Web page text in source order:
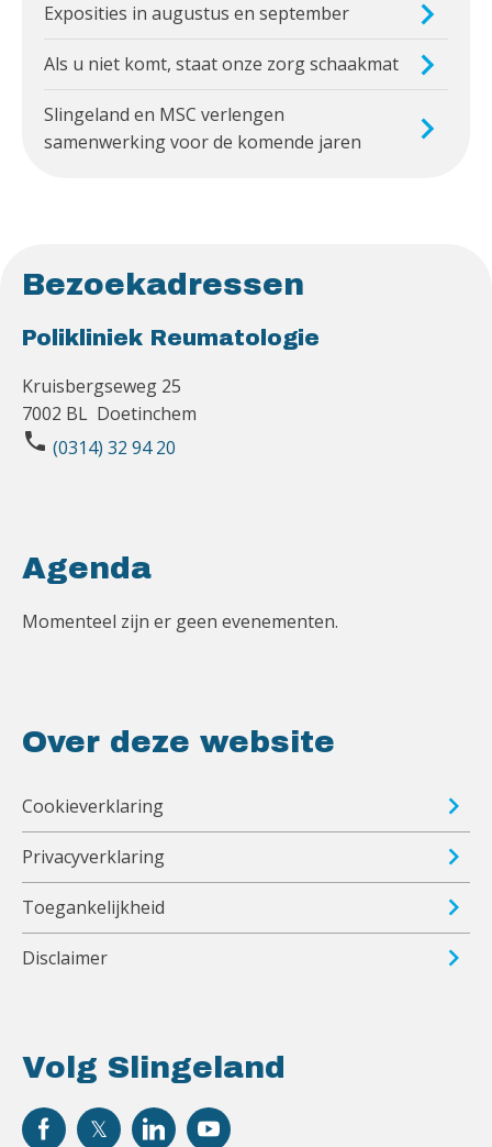
Exposities in augustus en september
Als u niet komt, staat onze zorg schaakmat
Slingeland en MSC verlengen
samenwerking voor de komende jaren
Bezoekadressen
Polikliniek Reumatologie
Kruisbergseweg 25
7002 BL Doetinchem
phone (0314) 32 94 20
Volg Slingeland
Agenda
Momenteel zijn er geen evenementen.
Over deze website
Cookieverklaring
Privacyverklaring
Toegankelijkheid
Disclaimer